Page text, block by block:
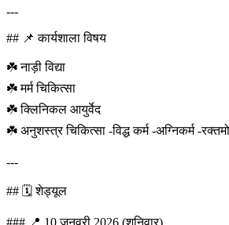
---
## 📌 कार्यशाला विषय
☘️ नाड़ी विद्या
☘️ मर्म चिकित्सा
☘️ क्लिनिकल आयुर्वेद
☘️ अनुशस्त्र चिकित्सा -विद्ध कर्म -अग्निकर्म -
---
## 🗓️ शेड्यूल